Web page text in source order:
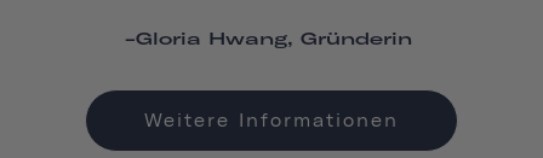
-Gloria Hwang, Gründerin
Weitere Informationen